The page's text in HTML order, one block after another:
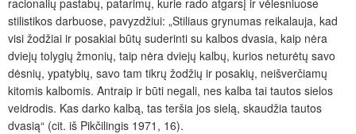
stilistikos darbuose, pavyzdžiui: „Stiliaus grynumas reikalauja, kad
visi žodžiai ir posakiai būtų suderinti su kalbos dvasia, kaip nėra
dviejų tolygių žmonių, taip nėra dviejų kalbų, kurios neturėtų savo
dėsnių, ypatybių, savo tam tikrų žodžių ir posakių, neišverčiamų
kitomis kalbomis. Antraip ir būti negali, nes kalba tai tautos sielos
veidrodis. Kas darko kalbą, tas teršia jos sielą, skaudžia tautos
dvasią“ (cit. iš Pikčilingis 1971, 16).